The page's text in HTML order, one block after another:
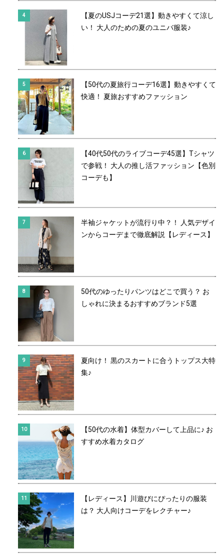
【夏のUSJコーデ21選】動きやすくて涼し
い！ 大人のための夏のユニバ服装♪
【50代の夏旅行コーデ16選】動きやすくて
快適！ 夏旅おすすめファッション
【40代50代のライブコーデ45選】Tシャツ
で参戦！ 大人の推し活ファッション【色別
コーデも】
半袖ジャケットが流行り中？！ 人気デザイ
ンからコーデまで徹底解説【レディース】
50代のゆったりパンツはどこで買う？ お
しゃれに決まるおすすめブランド5選
夏向け！ 黒のスカートに合うトップス大特
集♪
【50代の水着】体型カバーして上品に♪ お
すすめ水着カタログ
【レディース】川遊びにぴったりの服装
は？ 大人向けコーデをレクチャー♪